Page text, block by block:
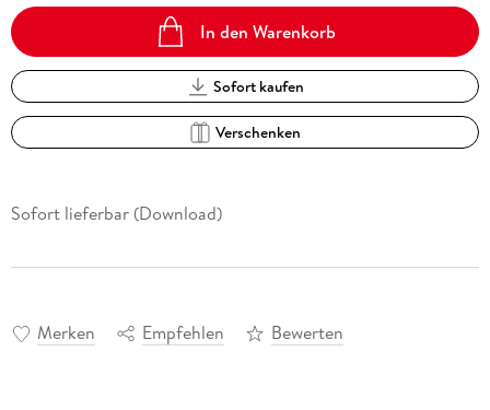
In den Warenkorb
Sofort kaufen
Verschenken
Sofort lieferbar (Download)
Merken Empfehlen Bewerten